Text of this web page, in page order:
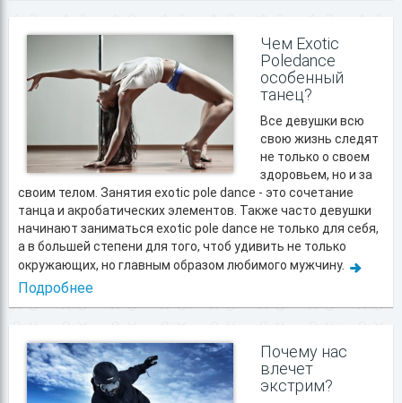
Чем Exotic
Poledance
особенный
танец?
Все девушки всю
свою жизнь следят
не только о своем
здоровьем, но и за
своим телом. Занятия exotic pole dance - это сочетание
танца и акробатических элементов. Также часто девушки
начинают заниматься exotic pole dance не только для себя,
а в большей степени для того, чтоб удивить не только
окружающих, но главным образом любимого мужчину.
Подробнее
Почему нас
влечет
экстрим?